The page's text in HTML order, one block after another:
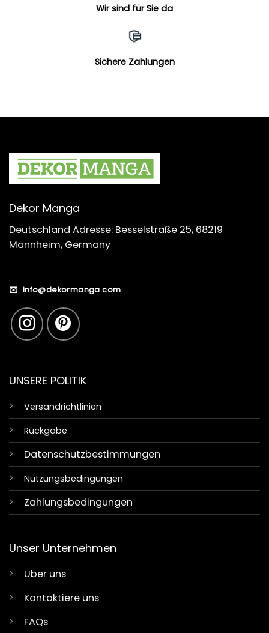
Wir sind für Sie da
Sichere Zahlungen
Dekor Manga
Deutschland Adresse: Besselstraße 25, 68219
Mannheim, Germany
info@dekormanga.com
UNSERE POLITIK
Versandrichtlinien
Rückgabe
Datenschutzbestimmungen
Nutzungsbedingungen
Zahlungsbedingungen
Unser Unternehmen
Über uns
Kontaktiere uns
FAQs